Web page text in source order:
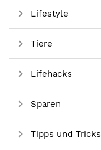
Lifestyle
Tiere
Lifehacks
Sparen
Tipps und Tricks